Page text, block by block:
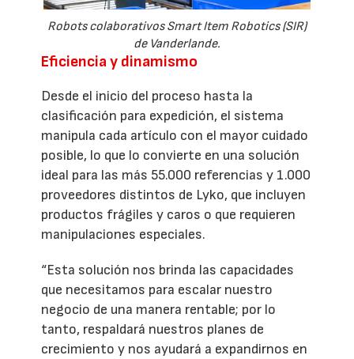
Robots colaborativos Smart Item Robotics (SIR)
de Vanderlande.
Eficiencia y dinamismo
Desde el inicio del proceso hasta la
clasificación para expedición, el sistema
manipula cada artículo con el mayor cuidado
posible, lo que lo convierte en una solución
ideal para las más 55.000 referencias y 1.000
proveedores distintos de Lyko, que incluyen
productos frágiles y caros o que requieren
manipulaciones especiales.
“Esta solución nos brinda las capacidades
que necesitamos para escalar nuestro
negocio de una manera rentable; por lo
tanto, respaldará nuestros planes de
crecimiento y nos ayudará a expandirnos en